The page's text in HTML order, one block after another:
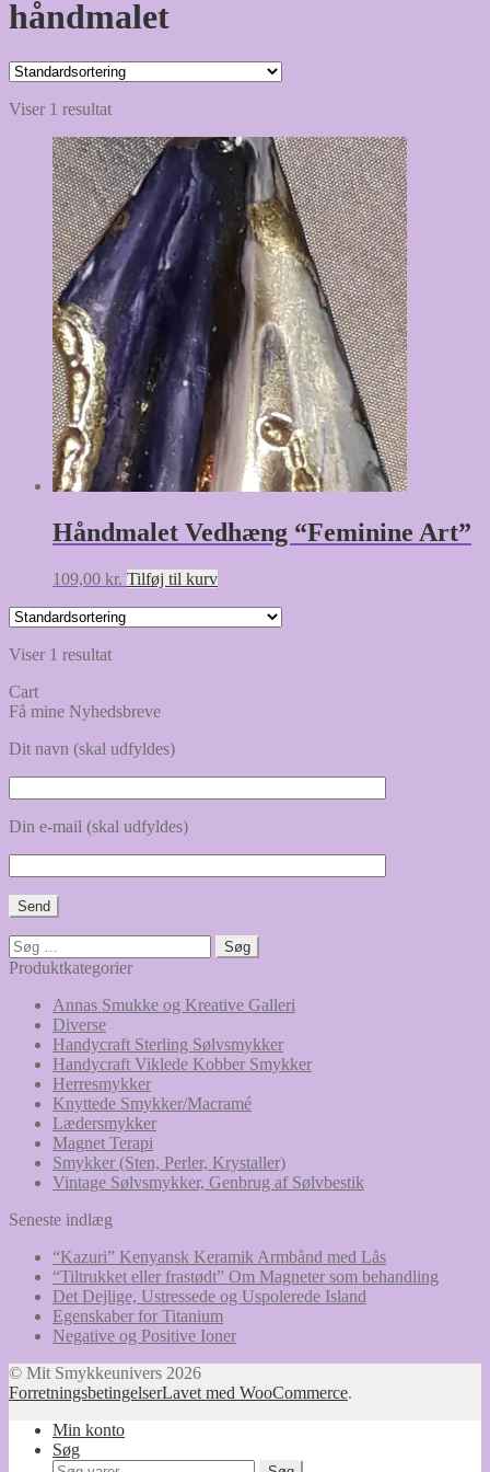
håndmalet
Viser 1 resultat
Håndmalet Vedhæng “Feminine Art”
109,00 kr. Tilføj til kurv
Viser 1 resultat
Cart
Få mine Nyhedsbreve
Dit navn (skal udfyldes)
Din e-mail (skal udfyldes)
Søg
efter:
Produktkategorier
Annas Smukke og Kreative Galleri
Diverse
Handycraft Sterling Sølvsmykker
Handycraft Viklede Kobber Smykker
Herresmykker
Knyttede Smykker/Macramé
Lædersmykker
Magnet Terapi
Smykker (Sten, Perler, Krystaller)
Vintage Sølvsmykker, Genbrug af Sølvbestik
Seneste indlæg
“Kazuri” Kenyansk Keramik Armbånd med Lås
“Tiltrukket eller frastødt” Om Magneter som behandling
Det Dejlige, Ustressede og Uspolerede Island
Egenskaber for Titanium
Negative og Positive Ioner
© Mit Smykkeunivers 2026
ForretningsbetingelserLavet med WooCommerce.
Min konto
Søg
Søg